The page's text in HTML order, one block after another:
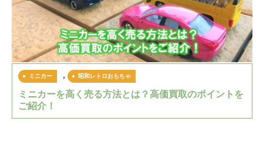
ミニカー , 昭和レトロおもちゃ
ミニカーを高く売る方法とは？高価買取のポイントを
ご紹介！